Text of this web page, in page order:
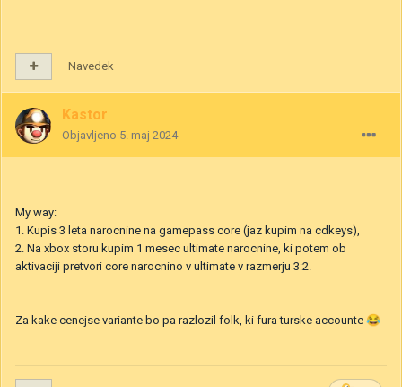
Navedek
Kastor
Objavljeno 5. maj 2024
My way:
1. Kupis 3 leta narocnine na gamepass core (jaz kupim na cdkeys),
2. Na xbox storu kupim 1 mesec ultimate narocnine, ki potem ob
aktivaciji pretvori core narocnino v ultimate v razmerju 3:2.
Za kake cenejse variante bo pa razlozil folk, ki fura turske accounte 😂